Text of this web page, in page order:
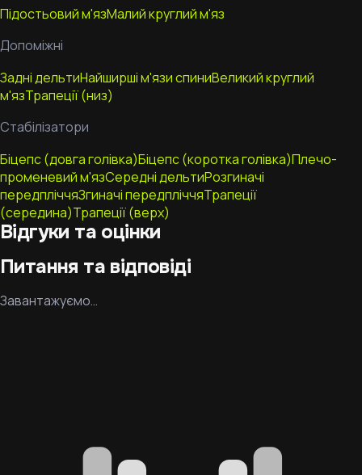
Підостьовий м'язМалий круглий м'яз
Допоміжні
Задні дельтиНайширші м'язи спиниВеликий круглий
м'язТрапеції (низ)
Стабілізатори
Біцепс (довга голівка)Біцепс (коротка голівка)Плечо-
променевий м'язСередні дельтиРозгиначі
передпліччяЗгиначі передпліччяТрапеції
(середина)Трапеції (верх)
Відгуки та оцінки
Питання та відповіді
Завантажуємо…